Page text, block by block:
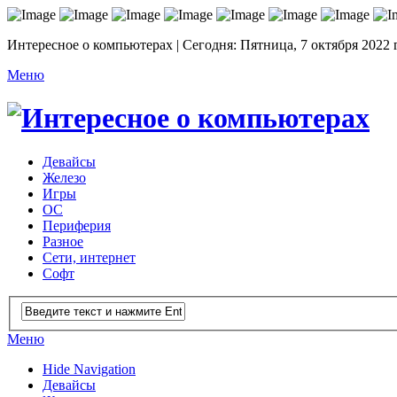
Интересное о компьютерах | Сегодня: Пятница, 7 октября 2022
Меню
Девайсы
Железо
Игры
ОС
Периферия
Разное
Сети, интернет
Софт
Меню
Hide Navigation
Девайсы